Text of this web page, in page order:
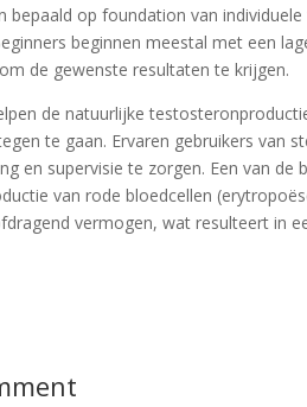
bepaald op foundation van
beginnen meestal met een
de gewenste resultaten te krijgen.
de natuurlijke
te gaan. Ervaren gebruikers van
en supervisie te zorgen. Een van
van rode bloedcellen
vermogen, wat resulteert in